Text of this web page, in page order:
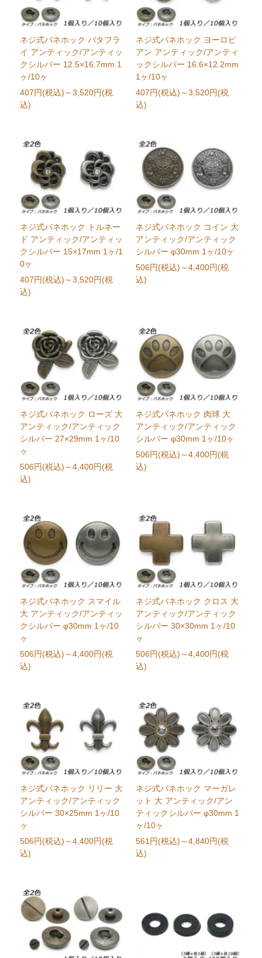
ネジ式バネホック バタフラ
イ アンティック/アンティッ
クシルバー 12.5×16.7mm 1
ヶ/10ヶ
407円(税込) ～3,520円(税
込)
ネジ式バネホック ヨーロピ
アン アンティック/アンティ
ックシルバー 16.6×12.2mm
1ヶ/10ヶ
407円(税込) ～3,520円(税
込)
ネジ式バネホック トルネー
ド アンティック/アンティッ
クシルバー 15×17mm 1ヶ/1
0ヶ
407円(税込) ～3,520円(税
込)
ネジ式バネホック コイン 大
アンティック/アンティック
シルバー φ30mm 1ヶ/10ヶ
506円(税込) ～4,400円(税
込)
ネジ式バネホック ローズ 大
アンティック/アンティック
シルバー 27×29mm 1ヶ/10
ヶ
506円(税込) ～4,400円(税
込)
ネジ式バネホック 肉球 大
アンティック/アンティック
シルバー φ30mm 1ヶ/10ヶ
506円(税込) ～4,400円(税
込)
ネジ式バネホック スマイル
大 アンティック/アンティッ
クシルバー φ30mm 1ヶ/10
ヶ
506円(税込) ～4,400円(税
込)
ネジ式バネホック クロス 大
アンティック/アンティック
シルバー 30×30mm 1ヶ/10
ヶ
506円(税込) ～4,400円(税
込)
ネジ式バネホック リリー 大
アンティック/アンティック
シルバー 30×25mm 1ヶ/10
ヶ
506円(税込) ～4,400円(税
込)
ネジ式バネホック マーガレ
ット 大 アンティック/アン
ティックシルバー φ30mm 1
ヶ/10ヶ
561円(税込) ～4,840円(税
込)